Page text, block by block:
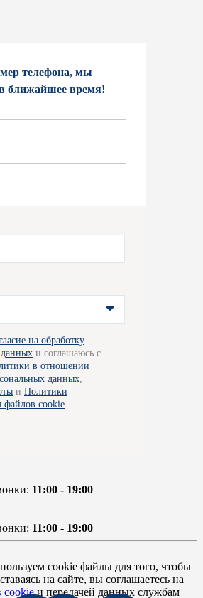
телефона, мы
ближайшее время!
на обработку
и соглашаюсь с
в отношении
данных
и Политики
файлов cookie
11:00 - 19:00
11:00 - 19:00
cookie файлы для того, чтобы
на сайте, вы соглашаетесь на
cookieи передачей данных службам